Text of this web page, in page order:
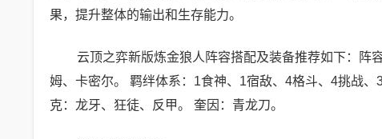
果，提升整体的输出和生存能力。
云顶之弈新版炼金狼人阵容搭配及装备推荐如下：阵
姆、卡密尔。 羁绊体系：1食神、1宿敌、4格斗、4挑战
克：龙牙、狂徒、反甲。 奎因：青龙刀。